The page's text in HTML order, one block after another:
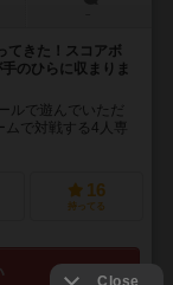
てきた！スコアボ
のひらに収まりま
ルで遊んでいただ
ムで対戦する4人専
16
持ってる